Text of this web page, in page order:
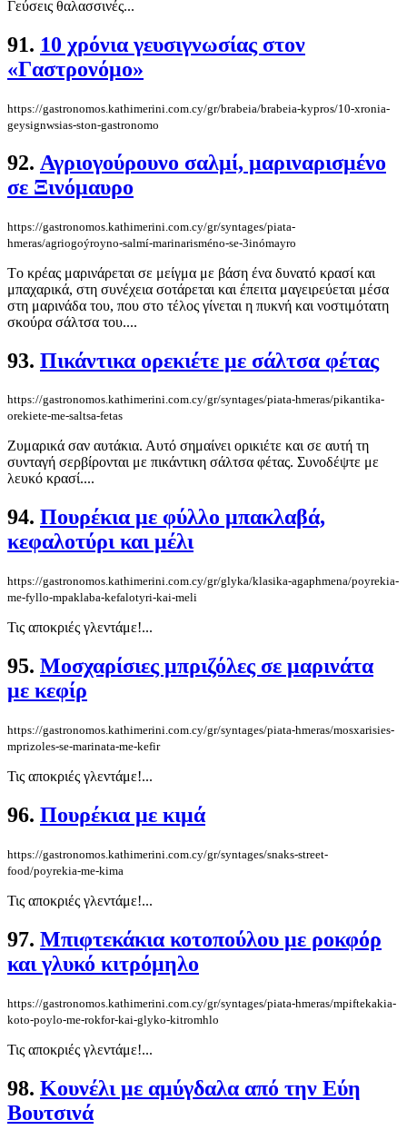
Γεύσεις θαλασσινές...
91. 10 χρόνια γευσιγνωσίας στον
«Γαστρονόμο»
https://gastronomos.kathimerini.com.cy/gr/brabeia/brabeia-kypros/10-xronia-
geysignwsias-ston-gastronomo
92. Αγριογούρουνο σαλμί, μαριναρισμένο
σε Ξινόμαυρο
https://gastronomos.kathimerini.com.cy/gr/syntages/piata-
hmeras/agriogoýroyno-salmí-marinarisméno-se-3inómayro
Tο κρέας μαρινάρεται σε μείγμα με βάση ένα δυνατό κρασί και
μπαχαρικά, στη συνέχεια σοτάρεται και έπειτα μαγειρεύεται μέσα
στη μαρινάδα του, που στο τέλος γίνεται η πυκνή και νοστιμότατη
σκούρα σάλτσα του....
93. Πικάντικα ορεκιέτε με σάλτσα φέτας
https://gastronomos.kathimerini.com.cy/gr/syntages/piata-hmeras/pikantika-
orekiete-me-saltsa-fetas
Ζυμαρικά σαν αυτάκια. Αυτό σημαίνει ορικιέτε και σε αυτή τη
συνταγή σερβίρονται με πικάντικη σάλτσα φέτας. Συνοδέψτε με
λευκό κρασί....
94. Πουρέκια με φύλλο μπακλαβά,
κεφαλοτύρι και μέλι
https://gastronomos.kathimerini.com.cy/gr/glyka/klasika-agaphmena/poyrekia-
me-fyllo-mpaklaba-kefalotyri-kai-meli
Τις αποκριές γλεντάμε!...
95. Μοσχαρίσιες μπριζόλες σε μαρινάτα
με κεφίρ
https://gastronomos.kathimerini.com.cy/gr/syntages/piata-hmeras/mosxarisies-
mprizoles-se-marinata-me-kefir
Τις αποκριές γλεντάμε!...
96. Πουρέκια με κιμά
https://gastronomos.kathimerini.com.cy/gr/syntages/snaks-street-
food/poyrekia-me-kima
Τις αποκριές γλεντάμε!...
97. Μπιφτεκάκια κοτοπούλου με ροκφόρ
και γλυκό κιτρόμηλο
https://gastronomos.kathimerini.com.cy/gr/syntages/piata-hmeras/mpiftekakia-
koto-poylo-me-rokfor-kai-glyko-kitromhlo
Τις αποκριές γλεντάμε!...
98. Κουνέλι με αμύγδαλα από την Εύη
Βουτσινά